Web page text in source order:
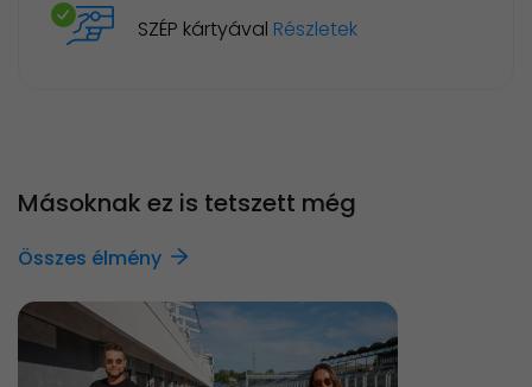
SZÉP kártyával Részletek
Másoknak ez is tetszett még
Összes élmény